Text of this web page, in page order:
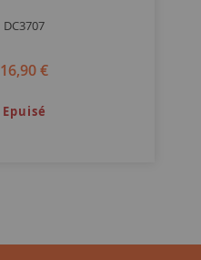
DC3707
16,90 €
Epuisé